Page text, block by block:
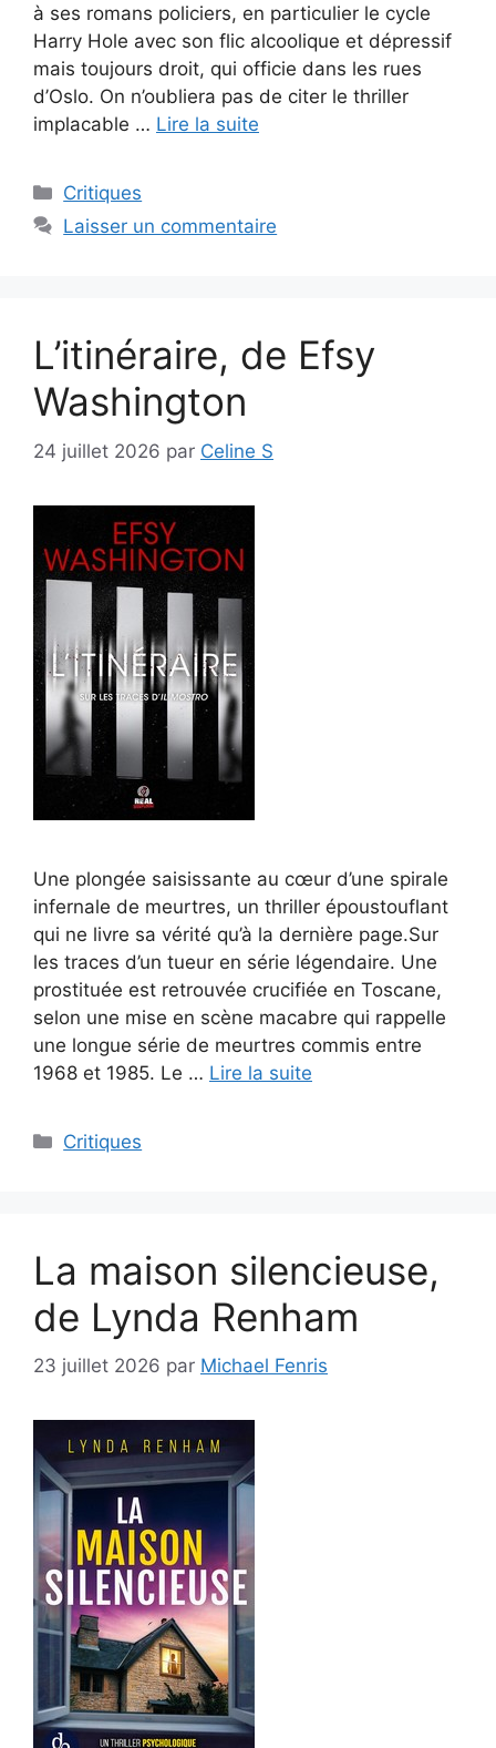
à ses romans policiers, en particulier le cycle
Harry Hole avec son flic alcoolique et dépressif
mais toujours droit, qui officie dans les rues
d’Oslo. On n’oubliera pas de citer le thriller
implacable … Lire la suite
Critiques
Laisser un commentaire
L’itinéraire, de Efsy
Washington
24 juillet 2026 par Celine S
Une plongée saisissante au cœur d’une spirale
infernale de meurtres, un thriller époustouflant
qui ne livre sa vérité qu’à la dernière page.Sur
les traces d’un tueur en série légendaire. Une
prostituée est retrouvée crucifiée en Toscane,
selon une mise en scène macabre qui rappelle
une longue série de meurtres commis entre
1968 et 1985. Le … Lire la suite
Critiques
La maison silencieuse,
de Lynda Renham
23 juillet 2026 par Michael Fenris